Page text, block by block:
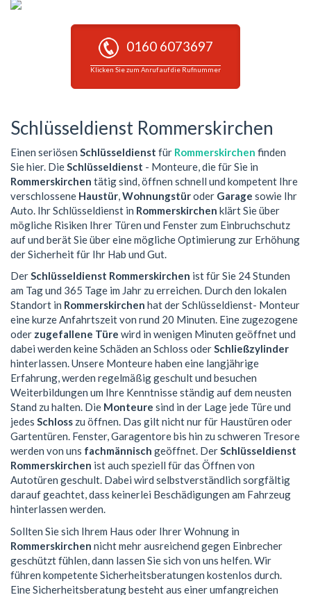
0160 6073697
Klicken Sie zum Anruf auf die Rufnummer
Schlüsseldienst Rommerskirchen
Einen seriösen Schlüsseldienst für Rommerskirchen finden
Sie hier. DieSchlüsseldienst - Monteure, die für Sie in
Rommerskirchen tätig sind, öffnen schnell und kompetent Ihre
verschlossene Haustür,Wohnungstüroder Garage sowie Ihr
Auto. Ihr Schlüsseldienst in Rommerskirchen klärt Sie über
mögliche Risiken Ihrer Türen und Fenster zum Einbruchschutz
auf und berät Sie über eine mögliche Optimierung zur Erhöhung
der Sicherheit für Ihr Hab und Gut.
DerSchlüsseldienst Rommerskirchen ist für Sie 24 Stunden
am Tag und 365 Tage im Jahr zu erreichen. Durch den lokalen
Standort in Rommerskirchen hat der Schlüsseldienst- Monteur
eine kurze Anfahrtszeit von rund 20 Minuten. Eine zugezogene
oder zugefallene Türe wird in wenigen Minuten geöffnet und
dabei werden keine Schäden an Schloss oderSchließzylinder
hinterlassen. Unsere Monteure haben eine langjährige
Erfahrung, werden regelmäßig geschult und besuchen
Weiterbildungen um Ihre Kenntnisse ständig auf dem neusten
Stand zu halten. Die Monteure sind in der Lage jede Türe und
jedes Schloss zu öffnen. Das gilt nicht nur für Haustüren oder
Gartentüren. Fenster, Garagentore bis hin zu schweren Tresore
werden von uns fachmännisch geöffnet. DerSchlüsseldienst
Rommerskirchen ist auch speziell für das Öffnen von
Autotüren geschult. Dabei wird selbstverständlich sorgfältig
darauf geachtet, dass keinerlei Beschädigungen am Fahrzeug
hinterlassen werden.
Sollten Sie sich Ihrem Haus oder Ihrer Wohnung in
Rommerskirchen nicht mehr ausreichend gegen Einbrecher
geschützt fühlen, dann lassen Sie sich von uns helfen. Wir
führen kompetente Sicherheitsberatungen kostenlos durch.
Eine Sicherheitsberatung besteht aus einer umfangreichen